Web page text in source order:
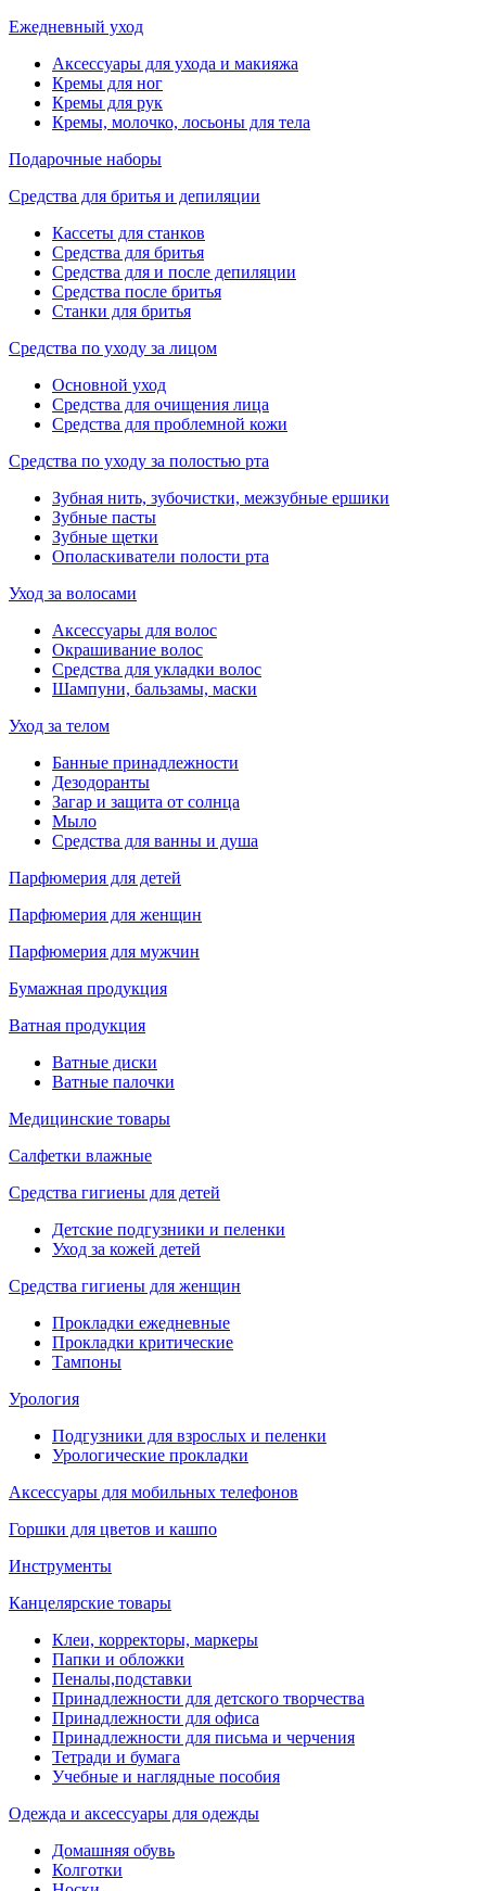
Ежедневный уход
Аксессуары для ухода и макияжа
Кремы для ног
Кремы для рук
Кремы, молочко, лосьоны для тела
Подарочные наборы
Средства для бритья и депиляции
Кассеты для станков
Средства для бритья
Средства для и после депиляции
Средства после бритья
Станки для бритья
Средства по уходу за лицом
Основной уход
Средства для очищения лица
Средства для проблемной кожи
Средства по уходу за полостью рта
Зубная нить, зубочистки, межзубные ершики
Зубные пасты
Зубные щетки
Ополаскиватели полости рта
Уход за волосами
Аксессуары для волос
Окрашивание волос
Средства для укладки волос
Шампуни, бальзамы, маски
Уход за телом
Банные принадлежности
Дезодоранты
Загар и защита от солнца
Мыло
Средства для ванны и душа
Парфюмерия для детей
Парфюмерия для женщин
Парфюмерия для мужчин
Бумажная продукция
Ватная продукция
Ватные диски
Ватные палочки
Медицинские товары
Салфетки влажные
Средства гигиены для детей
Детские подгузники и пеленки
Уход за кожей детей
Средства гигиены для женщин
Прокладки ежедневные
Прокладки критические
Тампоны
Урология
Подгузники для взрослых и пеленки
Урологические прокладки
Аксессуары для мобильных телефонов
Горшки для цветов и кашпо
Инструменты
Канцелярские товары
Клеи, корректоры, маркеры
Папки и обложки
Пеналы,подставки
Принадлежности для детского творчества
Принадлежности для офиса
Принадлежности для письма и черчения
Тетради и бумага
Учебные и наглядные пособия
Одежда и аксессуары для одежды
Домашняя обувь
Колготки